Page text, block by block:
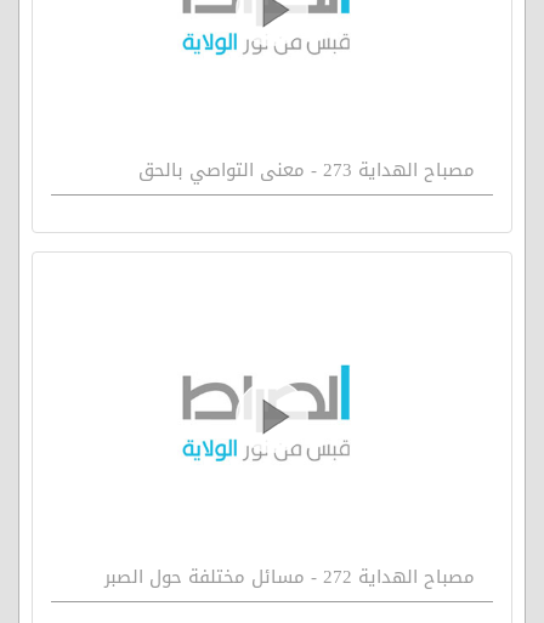
مصباح الهداية 273 - معنى التواصي بالحق
مصباح الهداية 272 - مسائل مختلفة حول الصبر